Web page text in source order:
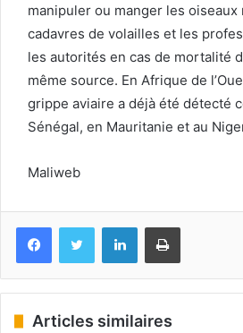
manipuler ou manger les oiseaux
cadavres de volailles et les
les autorités en cas de mortalité
même source. En Afrique de
grippe aviaire a déjà été détecté
Sénégal, en Mauritanie et au
Maliweb
FacebookTwitter LinkedinImprimer
Articles similaires